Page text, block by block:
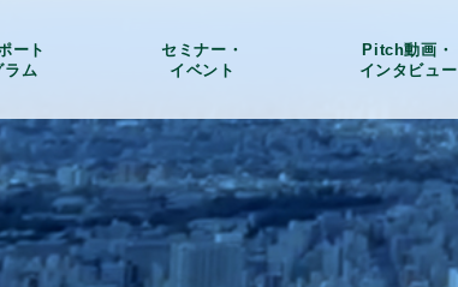
ート
ラム
セミナー・
イベント
Pitch動画・
インタビュー